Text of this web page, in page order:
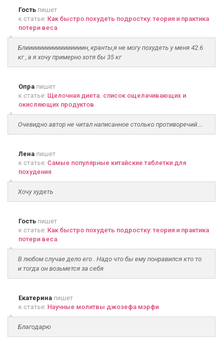
Гость пишет
к статье: Как быстро похудеть подростку: теория и практика
потери веса
Блииииииииииииииииин, кранты,я не могу похудеть у меня 42.6
кг , а я хочу примерно хотя бы 35 кг
Опра пишет
к статье: Щелочная диета. список ощелачивающих и
окисляющих продуктов
Очевидно автор не читал написанное столько противоречий....
Лена пишет
к статье: Самые популярные китайские таблетки для
похудения
Хочу худеть
Гость пишет
к статье: Как быстро похудеть подростку: теория и практика
потери веса
В любом случае дело его . Надо что бы ему понравился кто то
и тогда он возьмется за себя
Екатерина пишет
к статье: Научные молитвы джозефа мэрфи
Благодарю